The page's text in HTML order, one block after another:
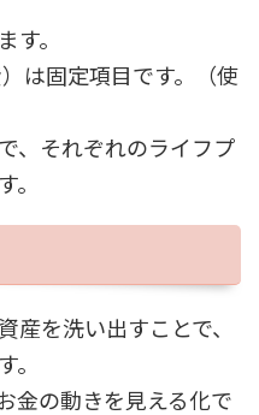
す。
は固定項目です。（使
、それぞれのライフプ
産を洗い出すことで、
金の動きを見える化で